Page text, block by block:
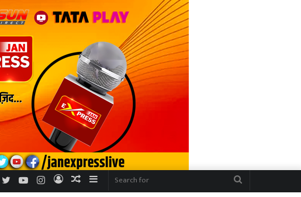
Sidebar
Random
Log
Instagram
YouTube
Twitter
Facebook